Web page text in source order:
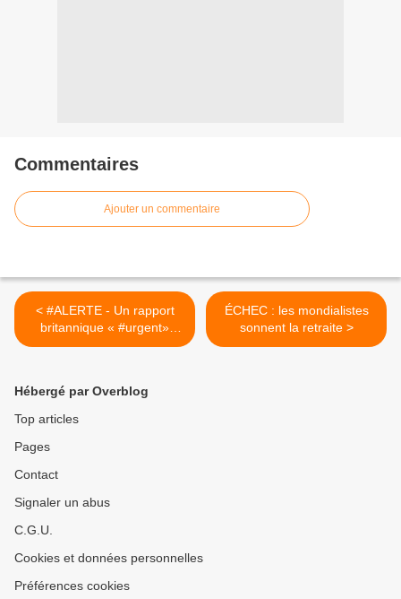
Commentaires
Ajouter un commentaire
< #ALERTE - Un rapport
britannique « #urgent»
appelle à l'arrêt complet
ÉCHEC : les mondialistes
sonnent la retraite >
Hébergé par Overblog
Top articles
Pages
Contact
Signaler un abus
C.G.U.
Cookies et données personnelles
Préférences cookies